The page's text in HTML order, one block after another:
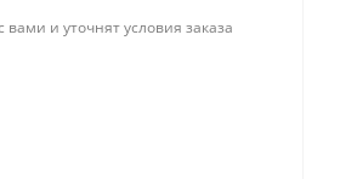
и уточнят условия заказа